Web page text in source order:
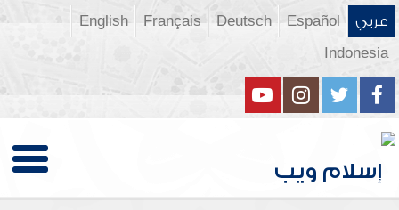
عربي Español
Deutsch
Français
English
Indonesia